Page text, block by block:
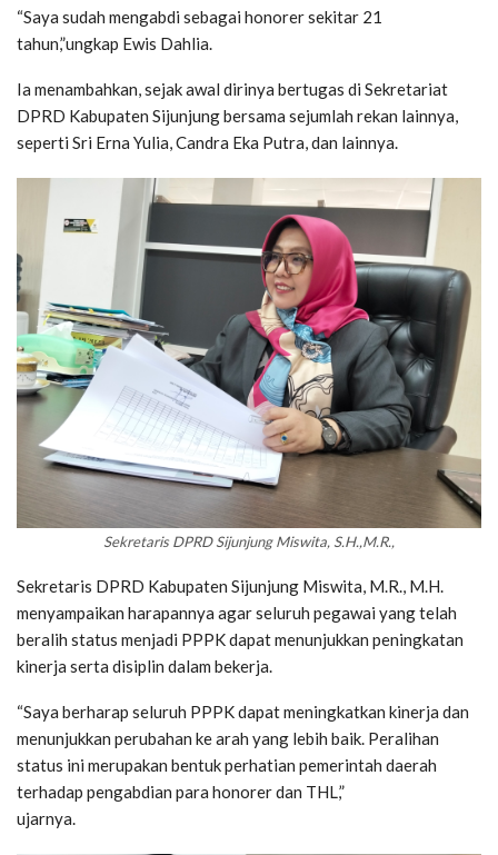
“Saya sudah mengabdi sebagai honorer sekitar 21
tahun,”ungkap Ewis Dahlia.
Ia menambahkan, sejak awal dirinya bertugas di Sekretariat
DPRD Kabupaten Sijunjung bersama sejumlah rekan lainnya,
seperti Sri Erna Yulia, Candra Eka Putra, dan lainnya.
Sekretaris DPRD Sijunjung Miswita, S.H.,M.R.,
Sekretaris DPRD Kabupaten Sijunjung Miswita, M.R., M.H.
menyampaikan harapannya agar seluruh pegawai yang telah
beralih status menjadi PPPK dapat menunjukkan peningkatan
kinerja serta disiplin dalam bekerja.
“Saya berharap seluruh PPPK dapat meningkatkan kinerja dan
menunjukkan perubahan ke arah yang lebih baik. Peralihan
status ini merupakan bentuk perhatian pemerintah daerah
terhadap pengabdian para honorer dan THL,”
ujarnya.